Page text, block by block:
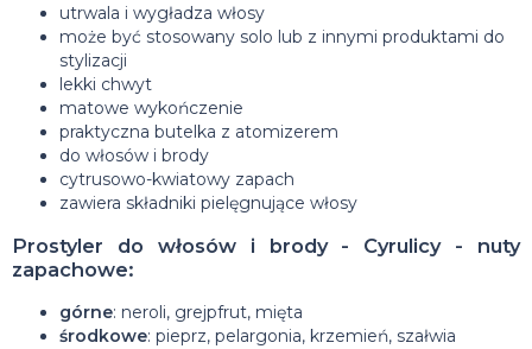
utrwala i wygładza włosy
może być stosowany solo lub z innymi produktami do
stylizacji
lekki chwyt
matowe wykończenie
praktyczna butelka z atomizerem
do włosów i brody
cytrusowo-kwiatowy zapach
zawiera składniki pielęgnujące włosy
Prostyler do włosów i brody - Cyrulicy - nuty
zapachowe:
górne: neroli, grejpfrut, mięta
środkowe: pieprz, pelargonia, krzemień, szałwia